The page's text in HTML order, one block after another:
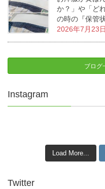
か？」や「ど
の時の『保管
2026年7月23日
ブログ
Instagram
Load More...
Twitter